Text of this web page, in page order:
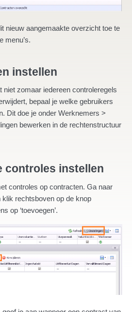
nieuw aangemaakte overzicht toe te
menu’s.
instellen
niet zomaar iedereen controleregels
bepaal je welke gebruikers
Dit doe je onder Werknemers >
bewerken in de rechtenstructuur
controles instellen
controles op contracten. Ga naar
rechtsboven op de knop
op ‘toevoegen’.